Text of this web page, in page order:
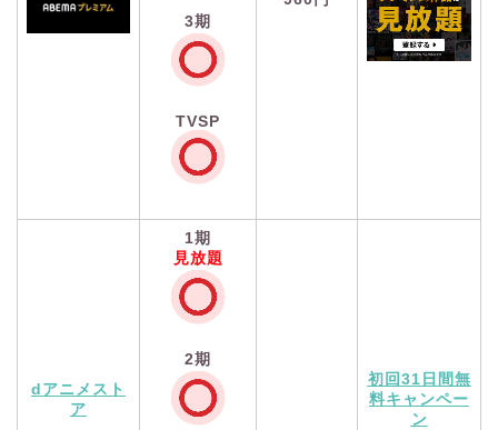
3期
TVSP
dアニメスト
ア
1期
見放題
2期
初回31日間無
料キャンペー
ン